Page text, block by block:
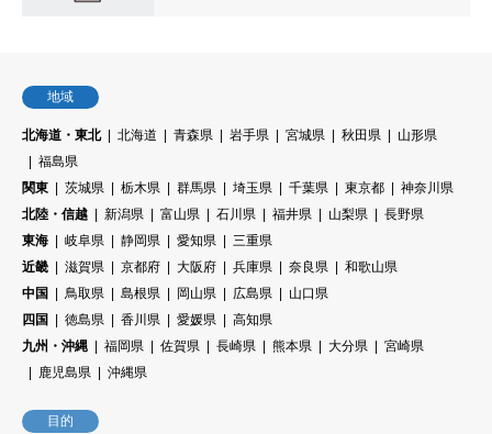
地域
北海道・東北 北海道 青森県 岩手県 宮城県 秋田県
山形県
福島県
関東
茨城県 栃木県 群馬県 埼玉県 千葉県 東京都
神奈川県
北陸・信越
新潟県 富山県 石川県 福井県 山梨県
長野県
東海
岐阜県 静岡県 愛知県
三重県
近畿
滋賀県 京都府 大阪府 兵庫県 奈良県
和歌山県
中国
鳥取県 島根県 岡山県 広島県
山口県
四国
徳島県 香川県 愛媛県
高知県
九州・沖縄
福岡県 佐賀県 長崎県 熊本県 大分県
宮崎県
鹿児島県
沖縄県
目的